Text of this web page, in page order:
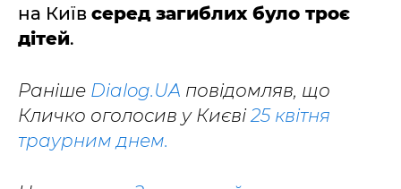
на Київ серед загиблих було троє
дітей.
Раніше Dialog.UA повідомляв, що
Кличко оголосив у Києві25 квітня
траурним днем.